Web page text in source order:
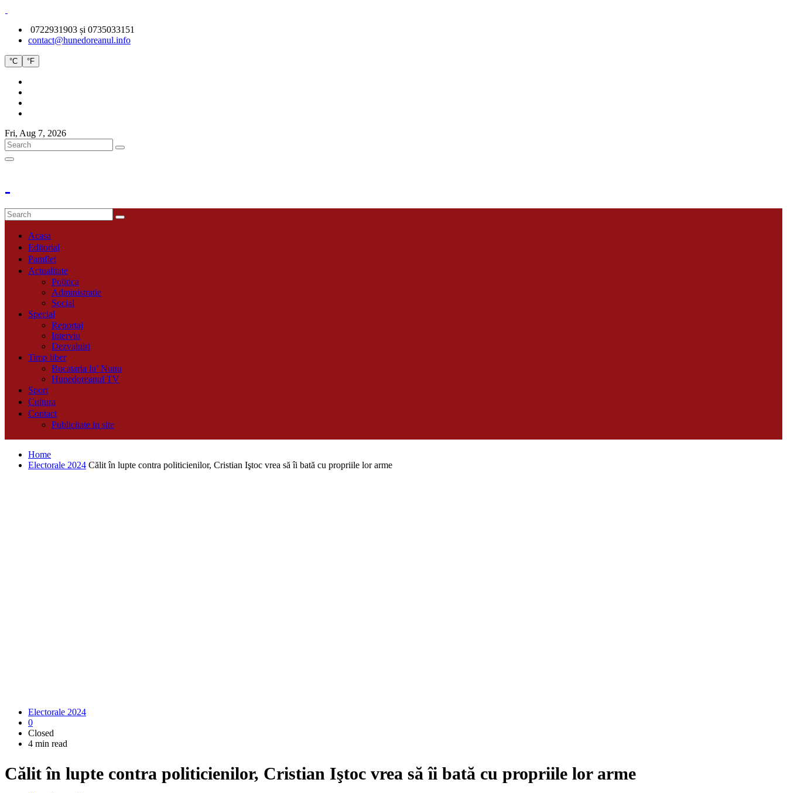
0722931903 și 0735033151
contact@hunedoreanul.info
°C °F
Fri, Aug 7, 2026
Acasa
Editorial
Pamflet
Actualitate
Politica
Administratie
Social
Special
Reportaj
Interviu
Dezvaluiri
Timp liber
Bucataria lu’ Nunu
Hunedoreanul TV
Sport
Cultura
Contact
Publicitate in site
Home
Electorale 2024 Călit în lupte contra politicienilor, Cristian Iştoc vrea să îi bată cu propriile lor arme
Electorale 2024
0
Closed
4 min read
Călit în lupte contra politicienilor, Cristian Iştoc vrea să îi bată cu propriile lor arme